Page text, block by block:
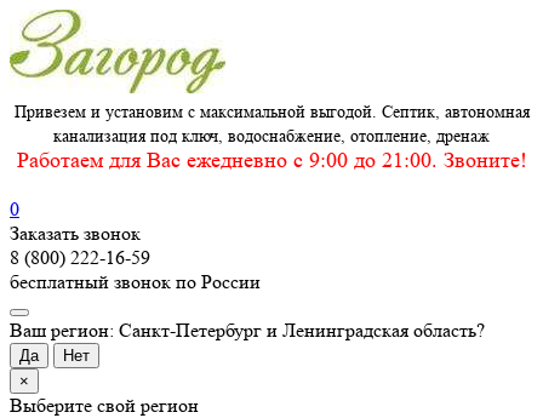
Привезем и установим с максимальной выгодой. Септик, автономная
канализация под ключ, водоснабжение, отопление, дренаж
Работаем для Вас ежедневно c 9:00 до 21:00. Звоните!
0
Заказать звонок
8 (800) 222-16-59
бесплатный звонок по России
Ваш регион: Санкт-Петербург и Ленинградская область?
Да
Нет
×
Выберите свой регион